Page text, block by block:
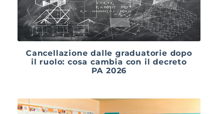
Cancellazione dalle graduatorie dopo
il ruolo: cosa cambia con il decreto
PA 2026